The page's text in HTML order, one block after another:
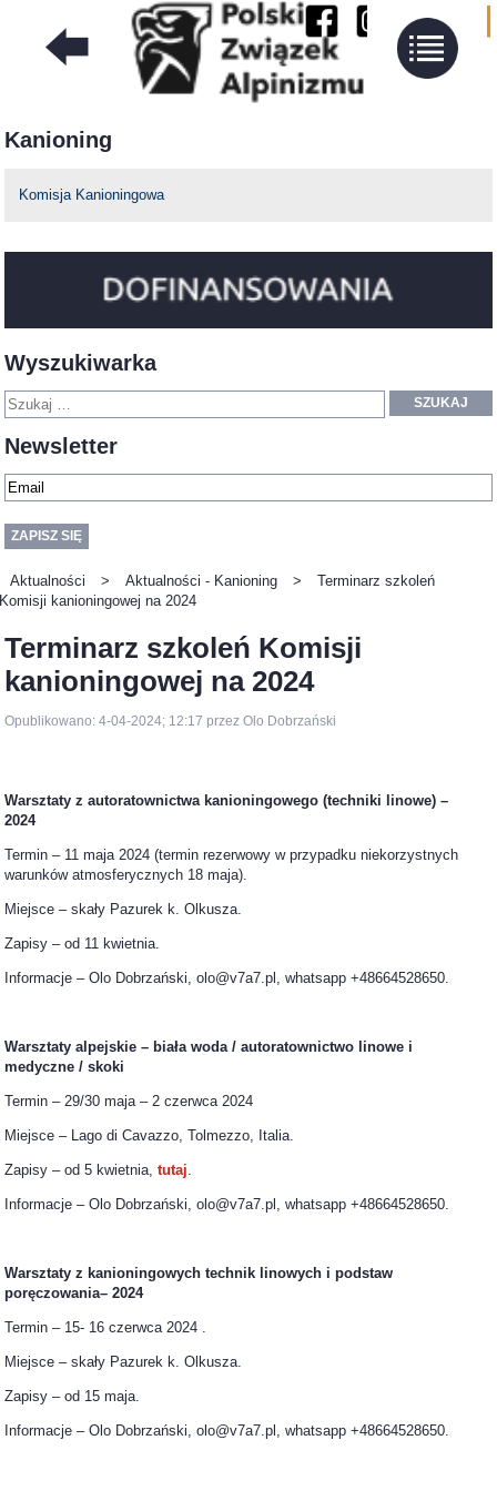
Kanioning
Komisja Kanioningowa
Wyszukiwarka
SZUKAJ
Newsletter
Aktualności > Aktualności - Kanioning >
Terminarz szkoleń
Komisji kanioningowej na 2024
Terminarz szkoleń Komisji
kanioningowej na 2024
Opublikowano: 4-04-2024; 12:17 przez Olo Dobrzański
Warsztaty z autoratownictwa kanioningowego (techniki linowe) –
2024
Termin – 11 maja 2024 (termin rezerwowy w przypadku niekorzystnych
warunków atmosferycznych 18 maja).
Miejsce – skały Pazurek k. Olkusza.
Zapisy – od 11 kwietnia.
Informacje – Olo Dobrzański, olo@v7a7.pl, whatsapp +48664528650.
Warsztaty alpejskie – biała woda / autoratownictwo linowe i
medyczne / skoki
Termin – 29/30 maja – 2 czerwca 2024
Miejsce – Lago di Cavazzo, Tolmezzo, Italia.
Zapisy – od 5 kwietnia,tutaj
Informacje – Olo Dobrzański, olo@v7a7.pl, whatsapp +48664528650.
Warsztaty z kanioningowych technik linowych i podstaw
poręczowania– 2024
Termin – 15- 16 czerwca 2024 .
Miejsce – skały Pazurek k. Olkusza.
Zapisy – od 15 maja.
Informacje – Olo Dobrzański, olo@v7a7.pl, whatsapp +48664528650.